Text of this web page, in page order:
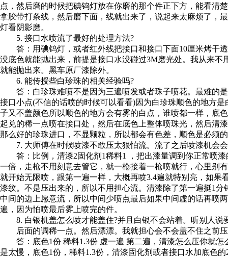
点，然后磨的时候把碘钨灯放在你磨的那个件正下方，能看清
拿胶带打条线，然后磨下面，线就出来了，说起来太麻烦了，
灯看阴影磨。
5. 接口水喷流了最好的处理方法?
答：用碘钨灯，或者红外线把接口和接口下面10厘米烤干透
没底色就能抛出来，前提是接口水没碰过3M磨光处。我从来
就能抛出来。黑车原厂漆除外。
6. 能传授些白珍珠的相关经验吗?
答：白珍珠难喷不是因为三遍喷发或者珠子喷花。最难的
接口小点(不信的话喷的时候可以看看)因为白珍珠顺色的地方
子又不盖颜色所以顺色的地方会有雾的白点，谁喷都一样，底
起兑的稀一点喷在接口处，然后在底色上整体喷珠光，然后清
那么好的珍珠进口，不显颗粒，所以都会有色差，顺色是必须
7. 大师傅在时候喷漆不敢压太狠怕流。流了之后喷漆机会
答：比例，清漆2固化剂1稀料1 ，把出漆量调到你正常喷漆
一倍，走枪不用刻意去管它，就一枪接着一枪喷就行，心里别
就开始无限喷，跟第一遍一样，大概再喷3.4遍就特别亮，如
漆纹。不是压出来的，所以不用担心流。清漆除了第一遍挺1
中间的边上愿意流，所以中间少喷点最后如果中间虚的话再喷
遍，因为怕喷最后雾上喷完的件。
8. 白银机盖怎么喷才能盖住?并且白银不会站着。听别人说
后面的调稀一点。然后漂漂。我就担心会不会盖不住之前压
答：底色1份 稀料1.3份 虚一遍 第二遍，清漆怎么压你就怎
是太慢，底色1份，稀料1.3份，清漆固化剂或者接口水加底色